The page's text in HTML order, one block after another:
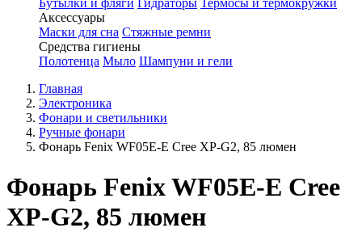
Бутылки и фляги Гидраторы Термосы и термокружки
Аксессуары
Маски для сна Стяжные ремни
Средства гигиены
Полотенца Мыло Шампуни и гели
Главная
Электроника
Фонари и светильники
Ручные фонари
Фонарь Fenix WF05E-E Cree XP-G2, 85 люмен
Фонарь Fenix WF05E-E Cree
XP-G2, 85 люмен